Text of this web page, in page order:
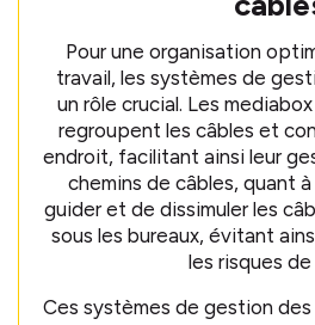
Pour une organisation
travail, les systèmes de
un rôle crucial. Les
regroupent les câbles et
endroit, facilitant ainsi leur
chemins de câbles, quant
guider et de dissimuler les
sous les bureaux, évitant
les risques
Ces systèmes de gestion